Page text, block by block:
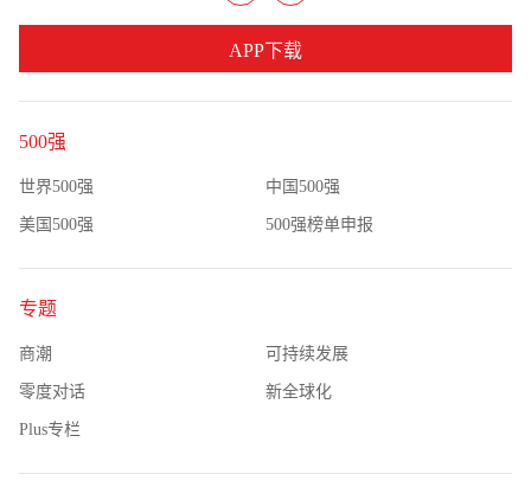
500强
世界500强 中国500强
美国500强 500强榜单申报
专题
商潮 可持续发展
零度对话 新全球化
Plus专栏
APP下载